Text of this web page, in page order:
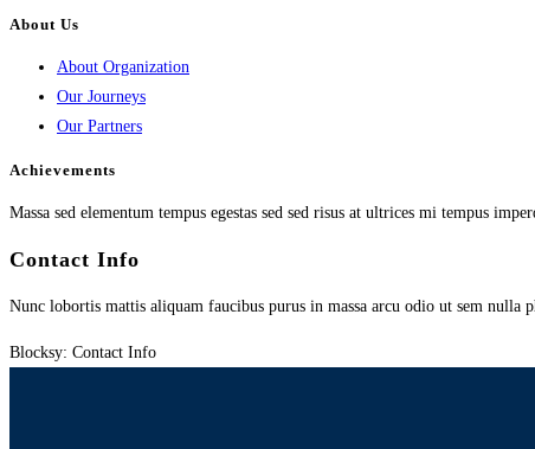
About Us
About Organization
Our Journeys
Our Partners
Achievements
Massa sed elementum tempus egestas sed sed risus at ultrices mi tempus
Contact Info
Nunc lobortis mattis aliquam faucibus purus in massa arcu odio ut sem nulla
Blocksy: Contact Info